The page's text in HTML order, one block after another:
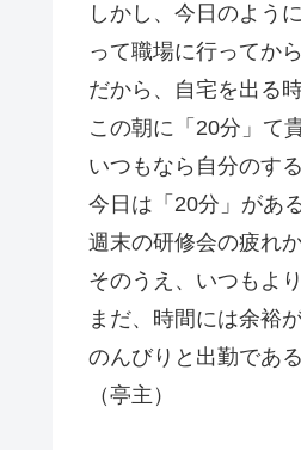
しかし、今日のよう
って職場に行ってか
だから、自宅を出る
この朝に「20分」て
いつもなら自分のす
今日は「20分」があ
週末の研修会の疲れ
そのうえ、いつもよ
まだ、時間には余裕
のんびりと出勤である
（亭主）